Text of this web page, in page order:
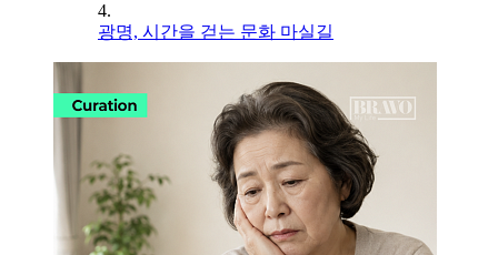
4.
광명, 시간을 걷는 문화 마실길